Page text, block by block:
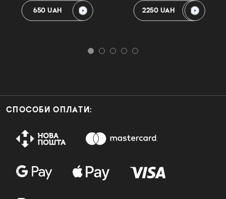
650 UAH 2250 UAH
СПОСОБИ ОПЛАТИ: